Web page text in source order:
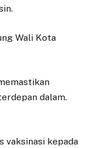
Wali Kota
dalam.
vaksinasi kepada